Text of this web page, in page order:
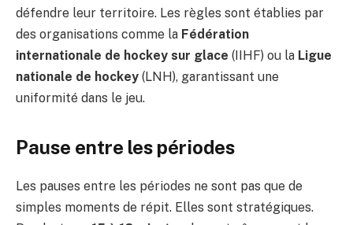
défendre leur territoire. Les règles sont établies par
des organisations comme la Fédération
internationale de hockey sur glace (IIHF) ou la Ligue
nationale de hockey (LNH), garantissant une
uniformité dans le jeu.
Pause entre les périodes
Les pauses entre les périodes ne sont pas que de
simples moments de répit. Elles sont stratégiques.